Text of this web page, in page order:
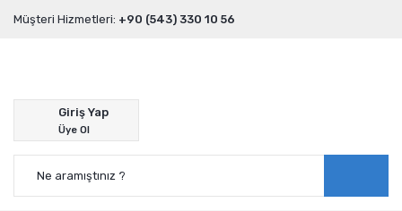
Müşteri Hizmetleri: +90 (543) 330 10 56
Giriş Yap
Üye Ol